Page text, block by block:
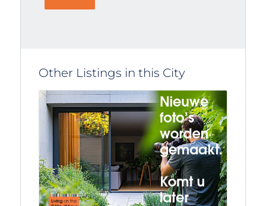
Other Listings in this City